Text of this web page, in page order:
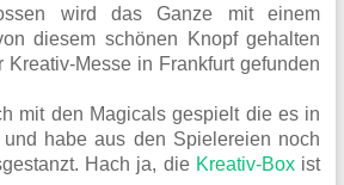
wird das Ganze mit einem
diesem schönen Knopf gehalten
Messe in Frankfurt gefunden
mit den Magicals gespielt die es in
habe aus den Spielereien noch
Hach ja, die Kreativ-Boxist